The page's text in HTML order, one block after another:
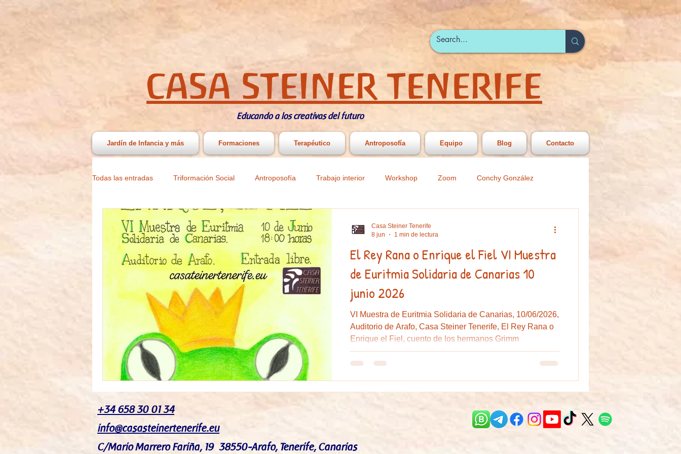
CASA STEINER TENERIFE
Educando a los creativas del futuro
Jardín de Infancia y más Formaciones Terapéutico Antroposofía Equipo Blog Contacto
Todas las entradas Triformación Social Antroposofía Trabajo interior Workshop Zoom Conchy González
Patrocinio Difusión Podcast Actividades infantiles y juveniles
Arte Eventos Alfombra de sal Educación Euritmia Elisa Betancor campamento de verano
El Rey Rana o Enrique el Fiel VI Muestra
de Euritmia Solidaria de Canarias 10
junio 2026
VI Muestra de Euritmia Solidaria de Canarias, 10/06/2026,
Auditorio de Arafo, Casa Steiner Tenerife, El Rey Rana o
Enrique el Fiel, cuento de los hermanos Grimm
Casa Steiner Tenerife
8 jun
1 min de lectura
+34 658 30 01 34
info@casasteinertenerife.eu
C/Mario Marrero Fariña, 19 38550-Arafo, Tenerife, Canarias